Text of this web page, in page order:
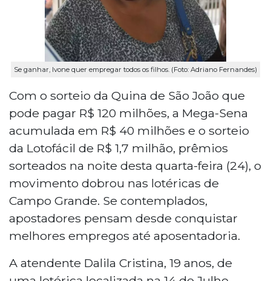
Se ganhar, Ivone quer empregar todos os filhos. (Foto: Adriano Fernandes)
Com o sorteio da Quina de São João que
pode pagar R$ 120 milhões, a Mega-Sena
acumulada em R$ 40 milhões e o sorteio
da Lotofácil de R$ 1,7 milhão, prêmios
sorteados na noite desta quarta-feira (24), o
movimento dobrou nas lotéricas de
Campo Grande. Se contemplados,
apostadores pensam desde conquistar
melhores empregos até aposentadoria.
A atendente Dalila Cristina, 19 anos, de